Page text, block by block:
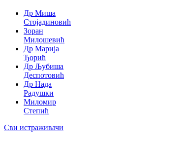
Др Миша
Стојадиновић
Зоран
Милошевић
Др Марија
Ђорић
Др Љубиша
Деспотовић
Др Нада
Радушки
Миломир
Степић
Сви истраживачи